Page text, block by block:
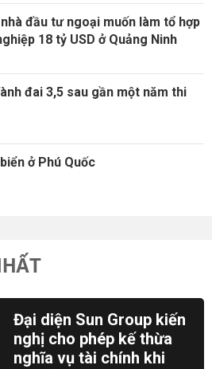
đầu tư ngoại muốn làm tổ hợp
18 tỷ USD ở Quảng Ninh
đai 3,5 sau gần một năm thi
ở Phú Quốc
Đại diện Sun Group kiến
nghị cho phép kế thừa
nghĩa vụ tài chính khi